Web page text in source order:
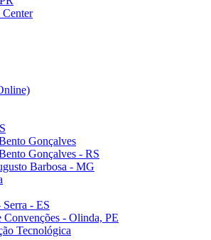
Gonçalves
Gonçalves - RS
Barbosa - MG
- ES
Convenções - Olinda, PE
Tecnológica